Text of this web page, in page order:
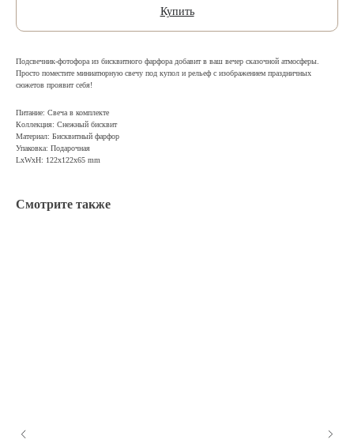
Купить
Подсвечник-фотофора из бисквитного фарфора добавит в ваш вечер сказочной атмосферы.
Просто поместите миниатюрную свечу под купол и рельеф с изображением праздничных
сюжетов проявит себя!
Питание: Свеча в комплекте
Коллекция: Снежный бисквит
Материал: Бисквитный фарфор
Упаковка: Подарочная
LxWxH: 122x122x65 mm
Смотрите также